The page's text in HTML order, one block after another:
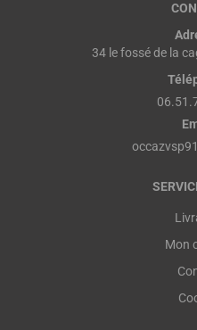
34 le fossé de la
Mon